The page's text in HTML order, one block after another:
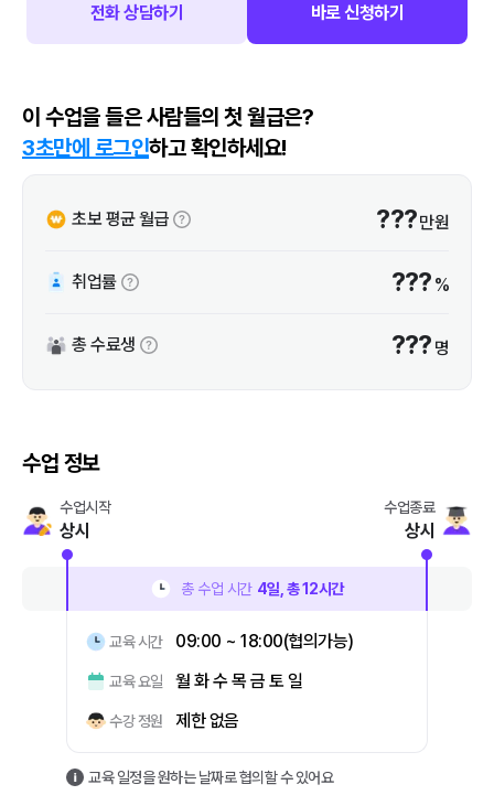
전화 상담하기 바로 신청하기
이 수업을 들은 사람들의 첫 월급은?
3초만에 로그인하고 확인하세요!
초보 평균 월급 ???만원
취업률 ??? %
총 수료생 ??? 명
수업 정보
수업시작
상시
수업종료
상시
총 수업 시간 4일, 총12시간
교육 시간 09:00 ~ 18:00(협의가능)
교육 요일 월 화 수 목 금 토 일
수강 정원 제한 없음
교육 일정을 원하는 날짜로 협의할 수 있어요